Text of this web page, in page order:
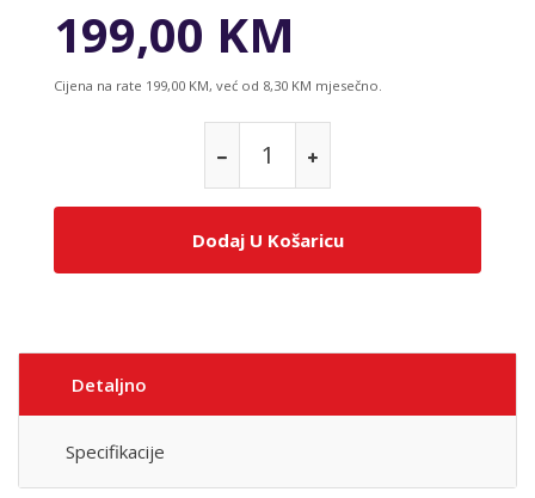
199,00 KM
Cijena na rate 199,00 KM, već od 8,30 KM mjesečno.
Dodaj U Košaricu
Detaljno
Specifikacije